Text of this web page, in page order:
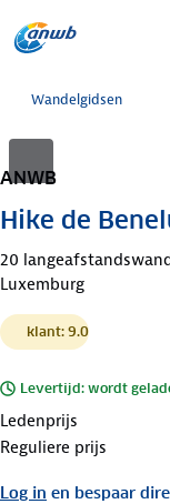
Wandelgidsen
ANWB
Hike de
20
Luxemburg
klant: 9.0
Levertijd: wordt
Ledenprijs
Reguliere prijs
Log in en bespaar